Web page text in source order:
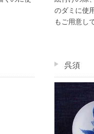
のダミに使
もご用意し
呉須